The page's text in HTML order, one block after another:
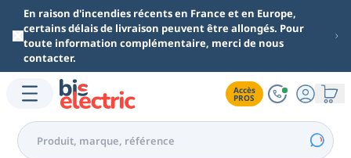
Aller au contenu principal
En raison d'incendies récents en France et en Europe,
certains délais de livraison peuvent être allongés. Pour
toute information complémentaire, merci de nous
contacter.
Accès
PROS